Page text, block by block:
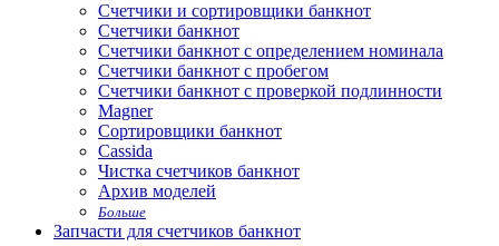
Счетчики и сортировщики банкнот
Счетчики банкнот
Счетчики банкнот с определением номинала
Счетчики банкнот с пробегом
Счетчики банкнот с проверкой подлинности
Magner
Сортировщики банкнот
Cassida
Чистка счетчиков банкнот
Архив моделей
Больше
Запчасти для счетчиков банкнот